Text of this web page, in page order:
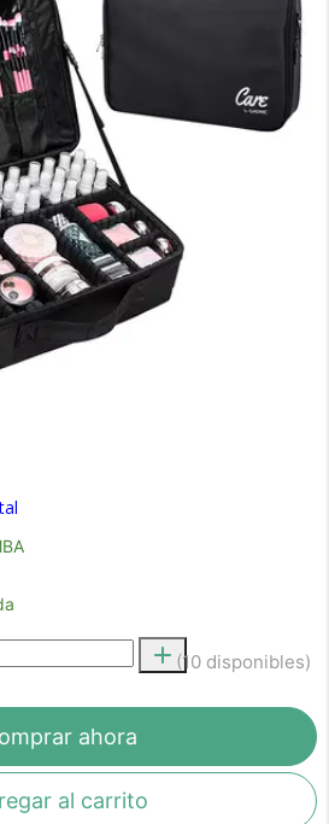
(10 disponibles)
ahora
al carrito
que esperabas o
tu dinero.
te devolvemos el 100% de tu
dinero!